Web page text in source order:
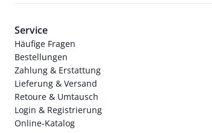
Service
Häufige Fragen
Bestellungen
Zahlung & Erstattung
Lieferung & Versand
Retoure & Umtausch
Login & Registrierung
Online-Katalog